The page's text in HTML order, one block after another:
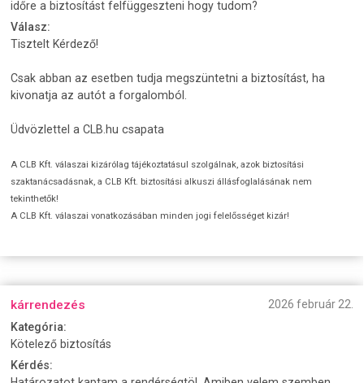
időre a biztosítást felfüggeszteni hogy tudom?
Válasz:
Tisztelt Kérdező!
Csak abban az esetben tudja megszüntetni a biztosítást, ha
kivonatja az autót a forgalomból.
Üdvözlettel a CLB.hu csapata
A CLB Kft. válaszai kizárólag tájékoztatásul szolgálnak, azok biztosítási
szaktanácsadásnak, a CLB Kft. biztosítási alkuszi állásfoglalásának nem
tekinthetők!
A CLB Kft. válaszai vonatkozásában minden jogi felelősséget kizár!
kárrendezés
2026 február 22.
Kategória:
Kötelező biztosítás
Kérdés: